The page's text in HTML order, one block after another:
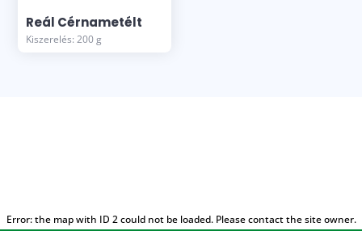
Reál Cérnametélt
Kiszerelés: 200 g
Error: the map with ID 2 could not be loaded. Please contact the site owner.